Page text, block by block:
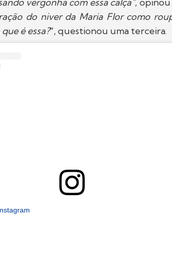
do niver da Maria Flor como
é essa?", questionou uma terceira.